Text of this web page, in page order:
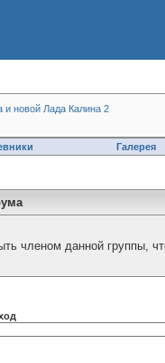
новой Лада Калина 2
Галерея
членом данной группы,